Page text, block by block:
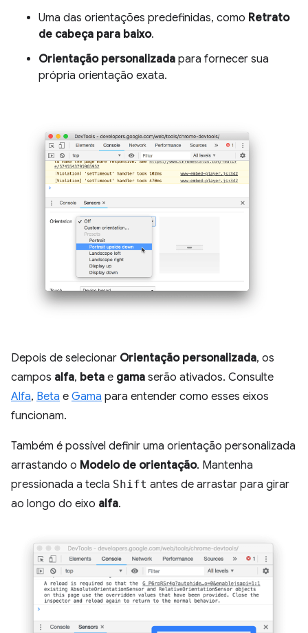
Uma das orientações predefinidas, como Retrato
de cabeça para baixo.
Orientação personalizada para fornecer sua
própria orientação exata.
Depois de selecionar Orientação personalizada, os
campos alfa, beta e gama serão ativados. Consulte
Alfa, Beta e Gama para entender como esses eixos
funcionam.
Também é possível definir uma orientação personalizada
arrastando o Modelo de orientação. Mantenha
pressionada a tecla Shift antes de arrastar para girar
ao longo do eixo alfa.